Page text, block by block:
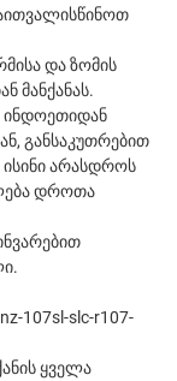
და ზომის
მანქანას.
ინდოეთიდან
განსაკუთრებით
ისინი არასდროს
დროთა
107sl-slc-r107-
ყველა